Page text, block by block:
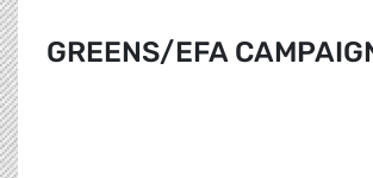
GREENS/EFA